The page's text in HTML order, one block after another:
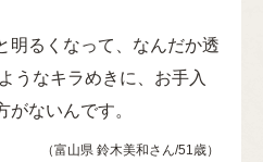
明るくなって、なんだか透
うなキラめきに、お手入
がないんです。
（富山県 鈴木美和さん/51歳）